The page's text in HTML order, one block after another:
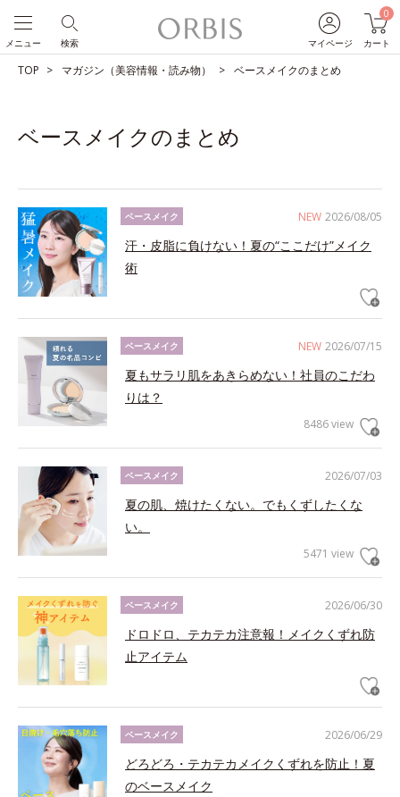
マイページ
0
カート
検索
メニュー
TOP マガジン（美容情報・読み物） ベースメイクのまとめ
ベースメイクのまとめ
NEW 2026/08/05
ベースメイク
汗・皮脂に負けない！夏の“ここだけ”メイク
術
NEW 2026/07/15
ベースメイク
夏もサラリ肌をあきらめない！社員のこだわ
りは？
8486 view
2026/07/03
ベースメイク
夏の肌、焼けたくない。でもくずしたくな
い。
5471 view
2026/06/30
ベースメイク
ドロドロ、テカテカ注意報！メイクくずれ防
止アイテム
2026/06/29
ベースメイク
どろどろ・テカテカメイクくずれを防止！夏
のベースメイク